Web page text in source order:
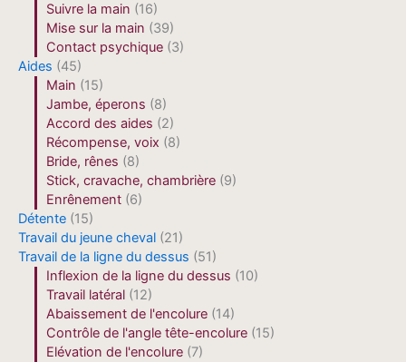
Suivre la main (16)
Mise sur la main (39)
Contact psychique (3)
Aides (45)
Main (15)
Jambe, éperons (8)
Accord des aides (2)
Récompense, voix (8)
Bride, rênes (8)
Stick, cravache, chambrière (9)
Enrênement (6)
Détente (15)
Travail du jeune cheval (21)
Travail de la ligne du dessus (51)
Inflexion de la ligne du dessus (10)
Travail latéral (12)
Abaissement de l'encolure (14)
Contrôle de l'angle tête-encolure (15)
Elévation de l'encolure (7)